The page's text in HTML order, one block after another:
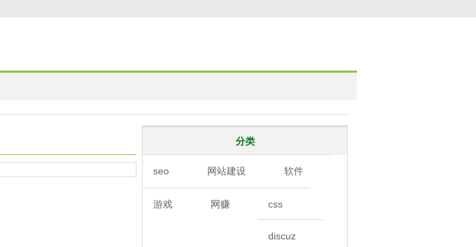
分类
seo 网站建设 软件
游戏 网赚 css
discuz